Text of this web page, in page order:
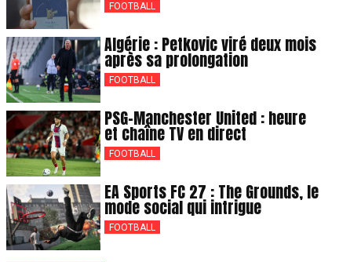
FOOTBALL
Algérie : Petkovic viré deux mois
après sa prolongation
FOOTBALL
PSG-Manchester United : heure
et chaîne TV en direct
FOOTBALL
EA Sports FC 27 : The Grounds, le
mode social qui intrigue
FOOTBALL